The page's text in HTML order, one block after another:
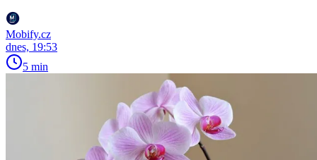
Mobify.cz
dnes, 19:53
5 min